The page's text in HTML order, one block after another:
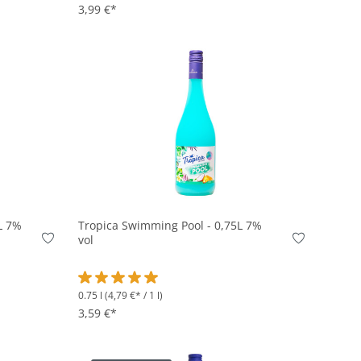
3,99 €*
7%
4.3 von 5 Sternen
Tropica Swimming Pool - 0,75L 7%
vol
Durchschnittliche Bewertung von 5 von 5 Sternen
0.75 l (4,79 €* / 1 l)
3,59 €*
In den Korb